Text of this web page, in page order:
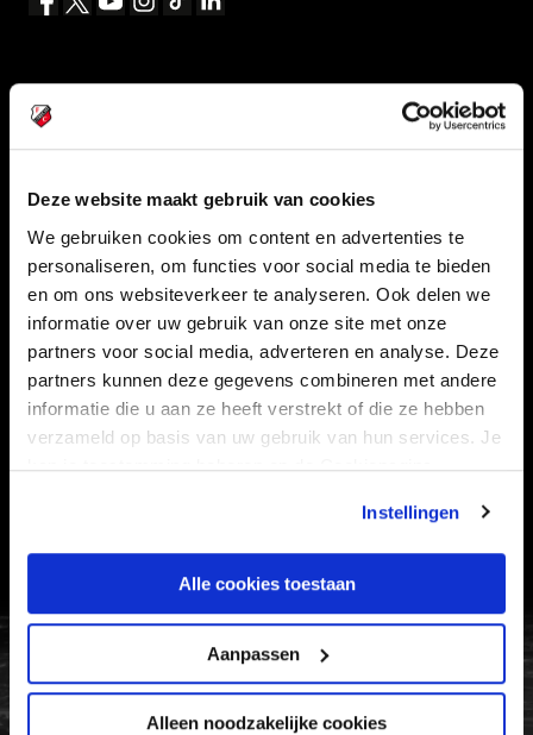
Deze website maakt gebruik van cookies
We gebruiken cookies om content en advertenties te
personaliseren, om functies voor social media te bieden
en om ons websiteverkeer te analyseren. Ook delen we
informatie over uw gebruik van onze site met onze
partners voor social media, adverteren en analyse. Deze
partners kunnen deze gegevens combineren met andere
informatie die u aan ze heeft verstrekt of die ze hebben
verzameld op basis van uw gebruik van hun services. Je
kan je toestemming beheren op de Cookiepagina.
Instellingen
Alle cookies toestaan
Aanpassen
Alleen noodzakelijke cookies
Navigeer naar
TEAMS
STADION
SUPPORTERS
KAARTVERKOOP
BUSINESS
Informatie
VEELGESTELDE VRAGEN
CONTACT
VERTROUWENSPERSOON
FC Utrecht<br>vanuit<br>het